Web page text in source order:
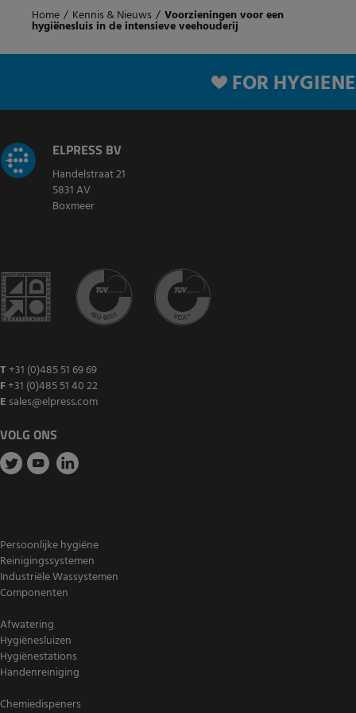
Home / Kennis & Nieuws / Voorzieningen voor een
hygiënesluis in de intensieve veehouderij
FOR HYGIENE
ELPRESS BV
Handelstraat 21
5831 AV
Boxmeer
T +31 (0)485 51 69 69
F+31 (0)485 51 40 22
E sales@elpress.com
VOLG ONS
Persoonlijke hygiëne
Reinigingssystemen
Industriële Wassystemen
Componenten
Afwatering
Hygiënesluizen
Hygiënestations
Handenreiniging
Chemiedispeners